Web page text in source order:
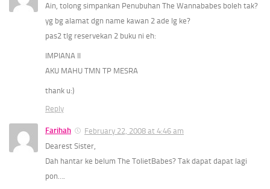
Ain, tolong simpankan Penubuhan The Wannababes boleh tak?
yg bg alamat dgn name kawan 2 ade lg ke?
pas2 tlg reservekan 2 buku ni eh:
IMPIANA II
AKU MAHU TMN TP MESRA
thank u:)
Reply
Farihah
February 22, 2008 at 4:46 am
Dearest Sister,
Dah hantar ke belum The TolietBabes? Tak dapat dapat lagi
pon….